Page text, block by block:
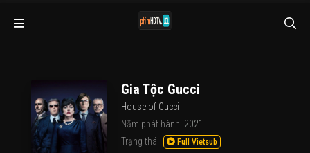
Gia Tộc Gucci
House of Gucci
Năm phát hành: 2021
Trạng thái
Full Vietsub